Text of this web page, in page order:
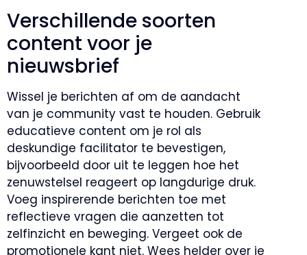
Verschillende soorten
content voor je
nieuwsbrief
Wissel je berichten af om de aandacht
van je community vast te houden. Gebruik
educatieve content om je rol als
deskundige facilitator te bevestigen,
bijvoorbeeld door uit te leggen hoe het
zenuwstelsel reageert op langdurige druk.
Voeg inspirerende berichten toe met
reflectieve vragen die aanzetten tot
zelfinzicht en beweging. Vergeet ook de
promotionele kant niet. Wees helder over je